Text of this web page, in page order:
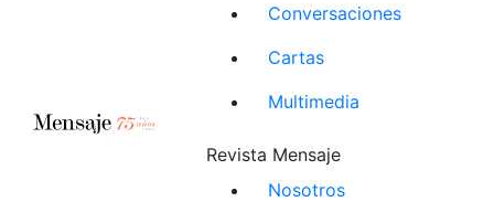
Conversaciones
Cartas
Multimedia
Revista Mensaje
Nosotros